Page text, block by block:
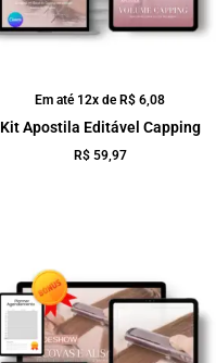
Em até 12x de R$ 6,08
Kit Apostila Editável Capping
R$59,97